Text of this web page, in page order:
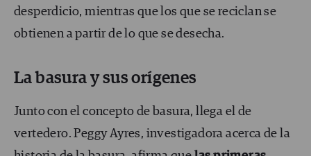
desperdicio, mientras que los que se reciclan se
obtienen a partir de lo que se desecha.
La basura y sus orígenes
Junto con el concepto de basura, llega el de
vertedero. Peggy Ayres, investigadora acerca de la